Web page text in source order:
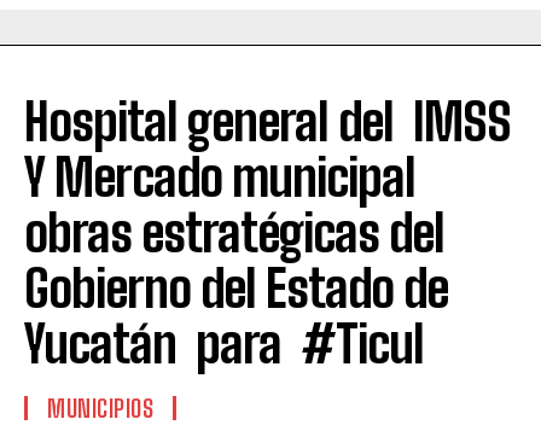
Hospital general del IMSS
Y Mercado municipal
obras estratégicas del
Gobierno del Estado de
Yucatán para #Ticul
MUNICIPIOS